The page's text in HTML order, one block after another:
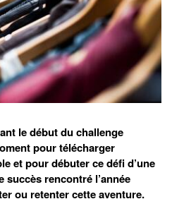
le début du challenge
pour télécharger
et pour débuter ce défi d’une
succès rencontré l’année
ou retenter cette aventure.